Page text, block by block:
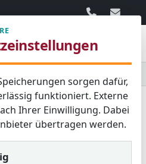
06103 / 30
sorgen dafür,
funktioniert. Externe
Ihrer Einwilligung. Dabei
übertragen werden.